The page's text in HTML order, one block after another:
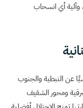
وآلية أي انسحاب
عن النبطية والجنوب
ومحور الشقيف